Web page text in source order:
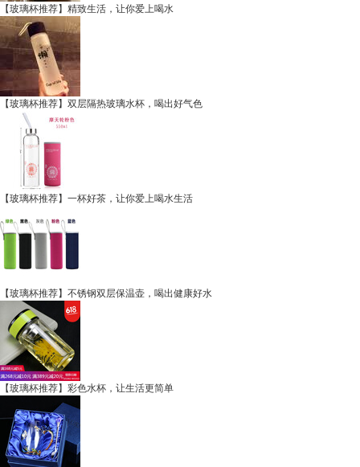
【玻璃杯推荐】精致生活，让你爱上喝水
【玻璃杯推荐】双层隔热玻璃水杯，喝出好气色
【玻璃杯推荐】一杯好茶，让你爱上喝水生活
【玻璃杯推荐】不锈钢双层保温壶，喝出健康好水
【玻璃杯推荐】彩色水杯，让生活更简单